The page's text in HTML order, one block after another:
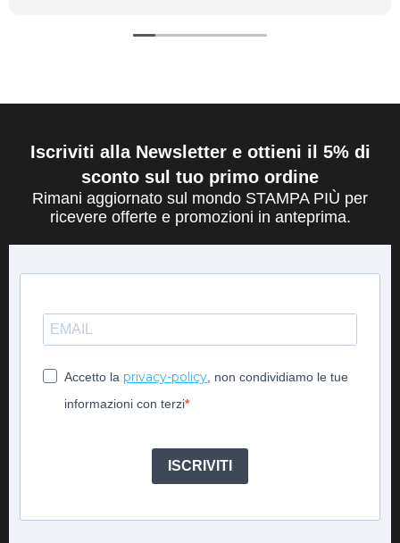
Iscriviti alla Newsletter e ottieni il 5% di
sconto sul tuo primo ordine
Rimani aggiornato sul mondo STAMPA PIÙ per
ricevere offerte e promozioni in anteprima.
Accetto la privacy-policy , non condividiamo le tue
informazioni con terzi
ISCRIVITI